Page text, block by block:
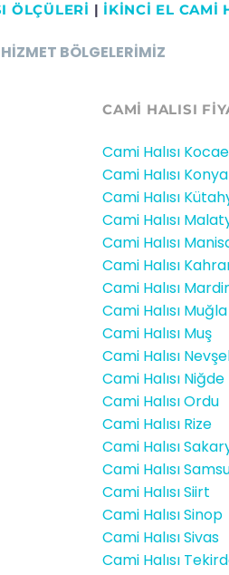
ÖLÇÜLERİ | İKİNCİ EL CAMİ
HİZMET BÖLGELERİMİZ
CAMİ HALISI
Cami Halısı
Cami Halısı Konya
Cami Halısı
Cami Halısı
Cami Halısı
Cami Halısı
Cami Halısı
Cami Halısı Muğla
Cami Halısı Muş
Cami Halısı
Cami Halısı Niğde
Cami Halısı Ordu
Cami Halısı Rize
Cami Halısı
Cami Halısı
Cami Halısı Siirt
Cami Halısı Sinop
Cami Halısı Sivas
Cami Halısı